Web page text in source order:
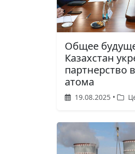
Общее
Казахстан
партнерство
атома
19.08.2025 •